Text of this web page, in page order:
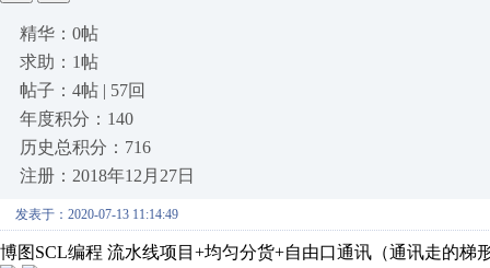
精华：0帖
求助：1帖
帖子：4帖 | 57回
年度积分：140
历史总积分：716
注册：2018年12月27日
发表于：2020-07-13 11:14:49
博图SCL编程 流水线项目+均匀分货+自由口通讯（通讯走的梯